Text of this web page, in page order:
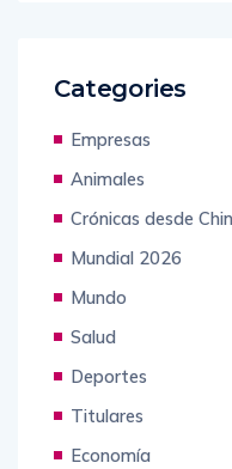
Categories
Empresas
Animales
Crónicas desde
Mundial 2026
Mundo
Salud
Deportes
Titulares
Economía